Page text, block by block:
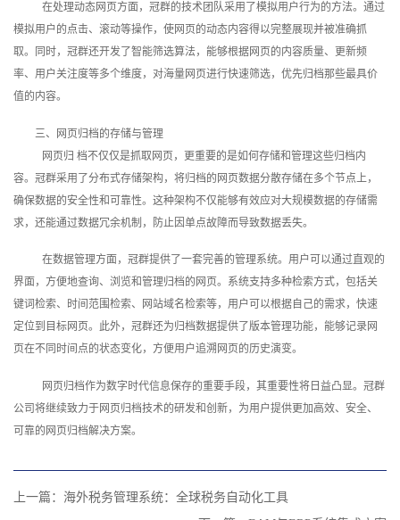
在处理动态网页方面，冠群的技术团队采用了模拟用户行为的方法。通过
模拟用户的点击、滚动等操作，使网页的动态内容得以完整展现并被准确抓
取。同时，冠群还开发了智能筛选算法，能够根据网页的内容质量、更新频
率、用户关注度等多个维度，对海量网页进行快速筛选，优先归档那些最具价
值的内容。
三、网页归档的存储与管理
网页归 档不仅仅是抓取网页，更重要的是如何存储和管理这些归档内
容。冠群采用了分布式存储架构，将归档的网页数据分散存储在多个节点上，
确保数据的安全性和可靠性。这种架构不仅能够有效应对大规模数据的存储需
求，还能通过数据冗余机制，防止因单点故障而导致数据丢失。
在数据管理方面，冠群提供了一套完善的管理系统。用户可以通过直观的
界面，方便地查询、浏览和管理归档的网页。系统支持多种检索方式，包括关
键词检索、时间范围检索、网站域名检索等，用户可以根据自己的需求，快速
定位到目标网页。此外，冠群还为归档数据提供了版本管理功能，能够记录网
页在不同时间点的状态变化，方便用户追溯网页的历史演变。
网页归档作为数字时代信息保存的重要手段，其重要性将日益凸显。冠群
公司将继续致力于网页归档技术的研发和创新，为用户提供更加高效、安全、
可靠的网页归档解决方案。
上一篇： 海外税务管理系统：全球税务自动化工具